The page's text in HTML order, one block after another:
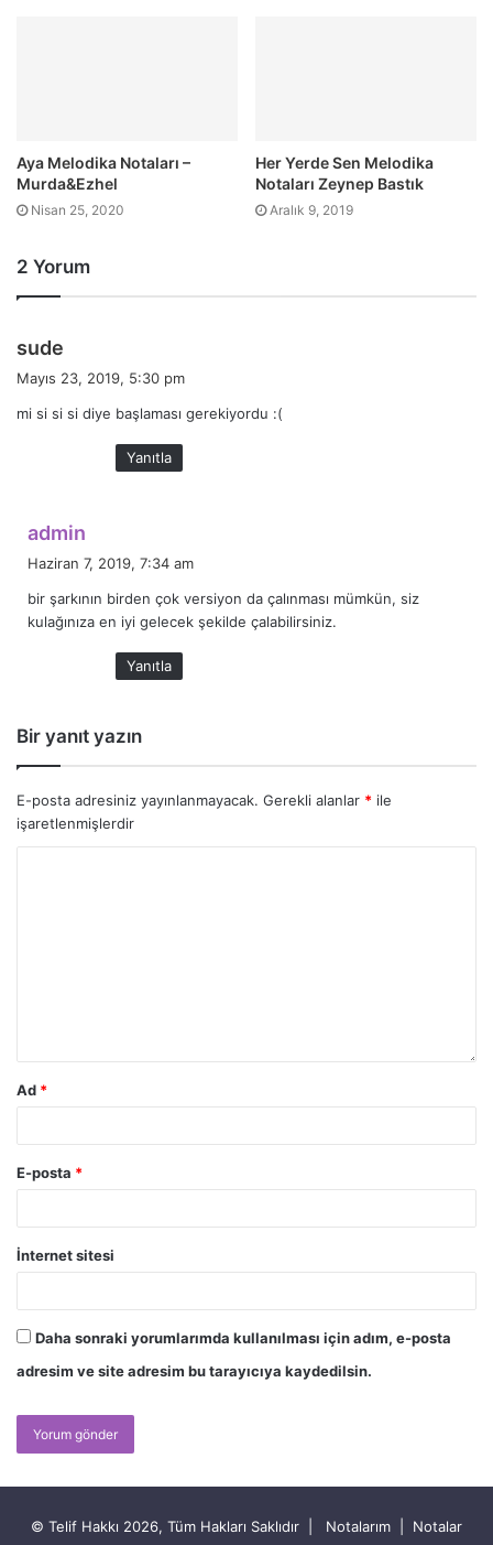
Aya Melodika Notaları –
Murda&Ezhel
Nisan 25, 2020
Her Yerde Sen Melodika
Notaları Zeynep Bastık
Aralık 9, 2019
2 Yorum
sude
e
Mayıs 23, 2019, 5:30 pm
mi si si si diye başlaması gerekiyordu :(
Yanıtla
admin
e
i
k
Haziran 7, 2019, 7:34 am
bir şarkının birden çok versiyon da çalınması mümkün, siz
kulağınıza en iyi gelecek şekilde çalabilirsiniz.
Yanıtla
Bir yanıt yazın
E-posta adresiniz yayınlanmayacak. Gerekli alanlar * ile
işaretlenmişlerdir
Ad *
E-posta *
İnternet sitesi
Daha sonraki yorumlarımda kullanılması için adım, e-posta
adresim ve site adresim bu tarayıcıya kaydedilsin.
© Telif Hakkı 2026, Tüm Hakları Saklıdır | Notalarım Notalar